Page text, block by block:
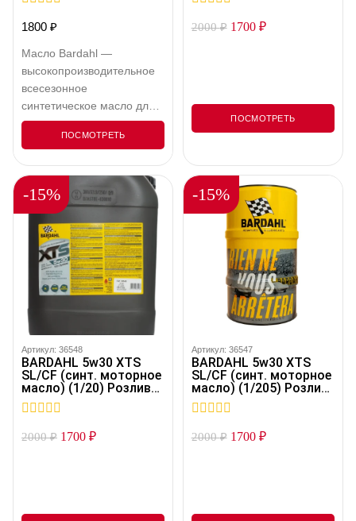
главный элемент формулы
out
5
1800 ₽
Масло Bardahl —
высокопроизводительное
всесезонное
синтетическое масло для
бензиновых и дизельных
двигателей, с
Подходит для
автомобилей, оснащенных
каталитическим
нейтрализатором.
Обеспечивает защиту
деталей двигателя в
тяжелых условиях
эксплуатации. Масло XTS
5W40 соответствует всем
необходимым стандартам
и спецификациям для
использования в
современных авто.
Особенности продукта:
главный элемент формулы
ПОСМОТРЕТЬ
out
2000₽ 1700 ₽
ПОСМОТРЕТЬ
-15%
Артикул: 36548
BARDAHL 5w30 XTS
SL/CF (синт. моторное
масло) (1/20) Розлив
36548
out
2000₽ 1700 ₽
-15%
Артикул: 36547
BARDAHL 5w30 XTS
SL/CF (синт. моторное
масло) (1/205) Розлив
36547
out
2000₽ 1700 ₽